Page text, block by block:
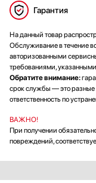
Гарантия
На данный товар
Обслуживание в течение
авторизованными
требованиями,
Обратите внимание:
срок службы — это разные
ответственность по
ВАЖНО!
При получении
повреждений,